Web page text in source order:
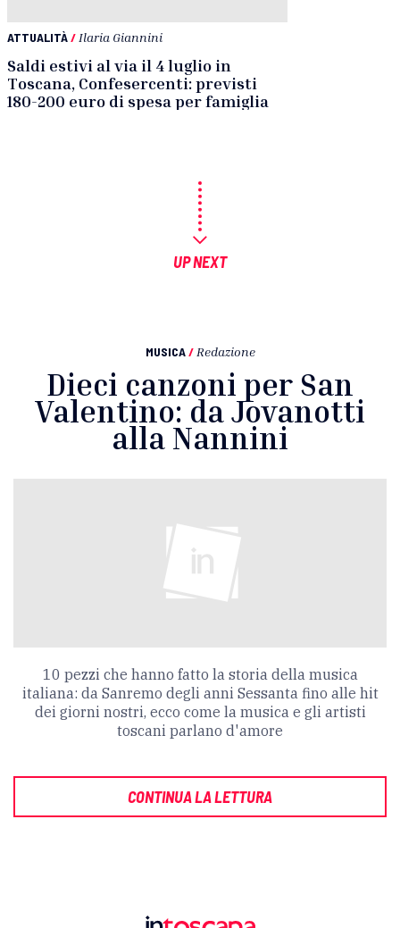
ATTUALITÀ/ Ilaria Giannini
Saldi estivi al via il 4 luglio in
Toscana, Confesercenti: previsti
180-200 euro di spesa per famiglia
UP NEXT
MUSICA / Redazione
Dieci canzoni per San
Valentino: da Jovanotti
alla Nannini
10 pezzi che hanno fatto la storia della musica
italiana: da Sanremo degli anni Sessanta fino alle hit
dei giorni nostri, ecco come la musica e gli artisti
toscani parlano d'amore
CONTINUA LA LETTURA